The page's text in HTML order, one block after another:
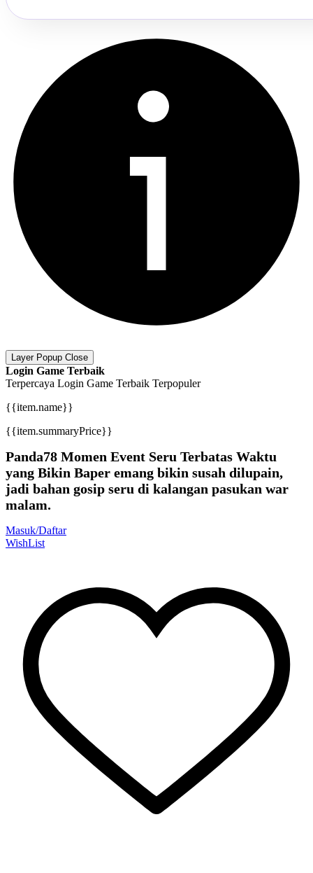
Layer Popup Close
Login Game Terbaik
Terpercaya Login Game Terbaik Terpopuler
{{item.name}}
{{item.summaryPrice}}
Panda78 Momen Event Seru Terbatas Waktu
yang Bikin Baper emang bikin susah dilupain,
jadi bahan gosip seru di kalangan pasukan war
malam.
Masuk/Daftar
WishList